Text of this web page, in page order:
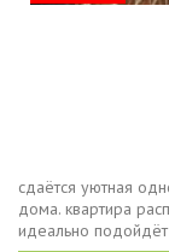
сдаётся уютная
дома. квартира
идеально